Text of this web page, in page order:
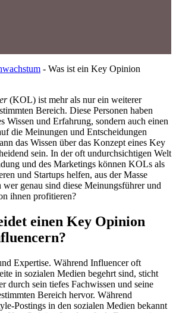
- Was ist ein Key Opinion
(KOL) ist mehr als nur ein weiterer
Bereich. Diese Personen haben
Wissen und Erfahrung, sondern auch einen
die Meinungen und Entscheidungen
das Wissen über das Konzept eines Key
sein. In der oft undurchsichtigen Welt
und des Marketings können KOLs als
und Startups helfen, aus der Masse
wer genau sind diese Meinungsführer und
ihnen profitieren?
einen Key Opinion
Expertise. Während Influencer oft
in sozialen Medien begehrt sind, sticht
durch sein tiefes Fachwissen und seine
Bereich hervor. Während
Postings in den sozialen Medien bekannt